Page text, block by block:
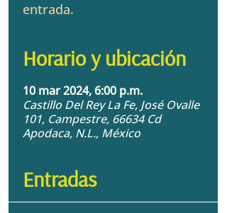
entrada.
Horario y ubicación
10 mar 2024, 6:00 p.m.
Castillo Del Rey La Fe, José Ovalle
101, Campestre, 66634 Cd
Apodaca, N.L., México
Entradas